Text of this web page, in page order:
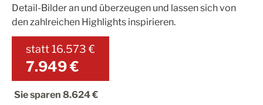
Garderoben
Küchenrückwände
Reinigung & Pflege
Detail-Bilder an und überzeugen und lassen sich von
den zahlreichen Highlights inspirieren.
statt 16.573 €
7.949 €
Sie sparen 8.624 €